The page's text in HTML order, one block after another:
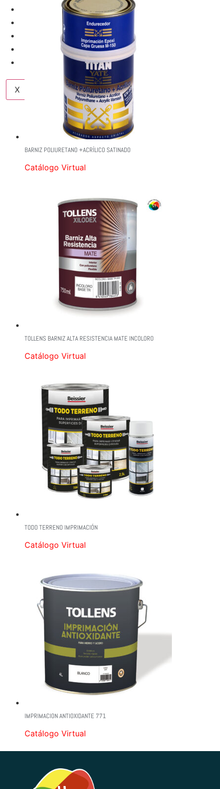
SERVICIOS
NUESTRAS MARCAS
NOSOTROS
CONTACTO
X
BARNIZ POLIURETANO +ACRÍLICO SATINADO
Catálogo Virtual
TOLLENS BARNIZ ALTA RESISTENCIA MATE INCOLORO
Catálogo Virtual
TODO TERRENO IMPRIMACIÓN
Catálogo Virtual
IMPRIMACION ANTIOXIDANTE 771
Catálogo Virtual